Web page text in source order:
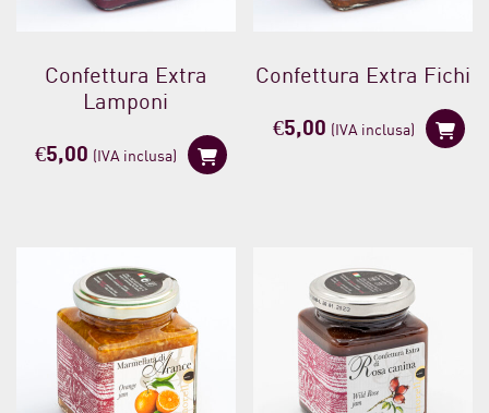
Confettura Extra
Lamponi
€5,00 (IVA inclusa)
Confettura Extra Fichi
€5,00 (IVA inclusa)